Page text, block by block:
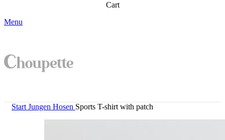
Cart
Menu
Start Jungen Hosen Sports T-shirt with patch